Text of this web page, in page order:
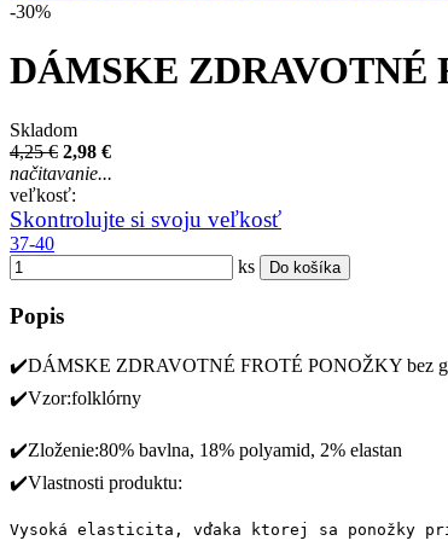
-30%
DÁMSKE ZDRAVOTNÉ
Skladom
4,25 € 2,98 €
načitavanie...
veľkosť:
Skontrolujte si svoju veľkosť
37-40
ks
Do košíka
Popis
✔️DÁMSKE ZDRAVOTNÉ FROTÉ PONOŽKY bez
✔️Vzor:folklórny
✔️Zloženie:80% bavlna, 18% polyamid, 2% elastan
✔️Vlastnosti produktu:
Vysoká elasticita, vďaka ktorej sa ponožky